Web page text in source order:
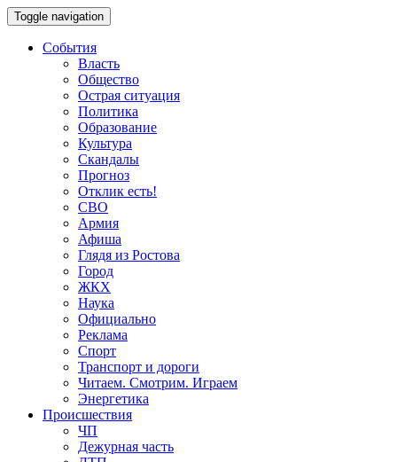
Toggle navigation
События
Власть
Общество
Острая ситуация
Политика
Образование
Культура
Скандалы
Прогноз
Отклик есть!
СВО
Армия
Афиша
Глядя из Ростова
Город
ЖКХ
Наука
Официально
Реклама
Спорт
Транспорт и дороги
Читаем. Смотрим. Играем
Энергетика
Происшествия
ЧП
Дежурная часть